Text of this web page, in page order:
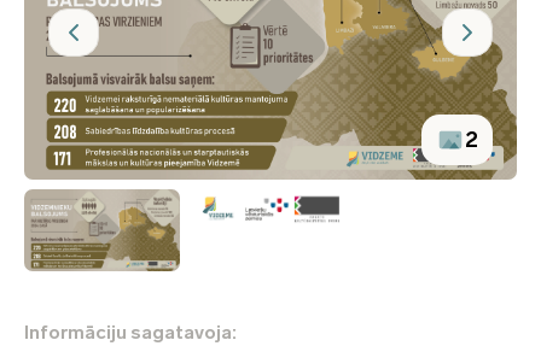
2
Informāciju sagatavoja: